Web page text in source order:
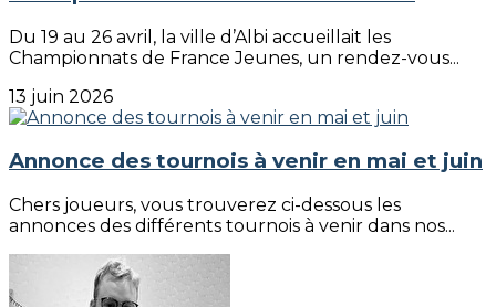
Du 19 au 26 avril, la ville d’Albi accueillait les
Championnats de France Jeunes, un rendez-vous...
13 juin 2026
Annonce des tournois à venir en mai et juin
Chers joueurs, vous trouverez ci-dessous les
annonces des différents tournois à venir dans nos...